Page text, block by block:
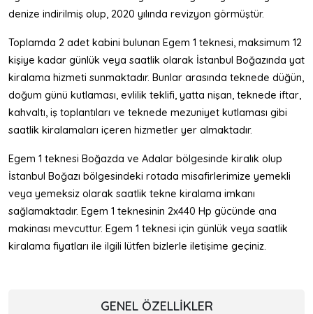
denize indirilmiş olup, 2020 yılında revizyon görmüştür.
Toplamda 2 adet kabini bulunan Egem 1 teknesi, maksimum 12
kişiye kadar günlük veya saatlik olarak İstanbul Boğazında yat
kiralama hizmeti sunmaktadır. Bunlar arasında teknede düğün,
doğum günü kutlaması, evlilik teklifi, yatta nişan, teknede iftar,
kahvaltı, iş toplantıları ve teknede mezuniyet kutlaması gibi
saatlik kiralamaları içeren hizmetler yer almaktadır.
Egem 1 teknesi Boğazda ve Adalar bölgesinde kiralık olup
İstanbul Boğazı bölgesindeki rotada misafirlerimize yemekli
veya yemeksiz olarak saatlik tekne kiralama imkanı
sağlamaktadır. Egem 1 teknesinin 2x440 Hp gücünde ana
makinası mevcuttur. Egem 1 teknesi için günlük veya saatlik
kiralama fiyatları ile ilgili lütfen bizlerle iletişime geçiniz.
GENEL ÖZELLIKLER